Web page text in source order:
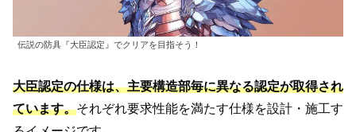
伝説の防具『大臣認定』でクリアを目指そう！
大臣認定の仕様は、主要構造部毎に異なる認定が取得され
ています。それぞれ要求性能を満たす仕様を設計・施工す